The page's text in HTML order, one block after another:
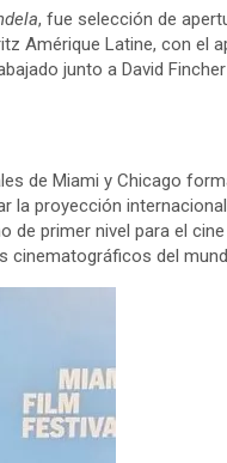
, fue selección de
Amérique Latine, con el
junto a David
de Miami y Chicago
la proyección
primer nivel para el
cinematográficos del